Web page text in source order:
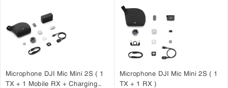
Microphone DJI Mic Mini 2S ( 1
TX + 1 Mobile RX + Charging
Microphone DJI Mic Mini 2S ( 1
TX + 1 RX )